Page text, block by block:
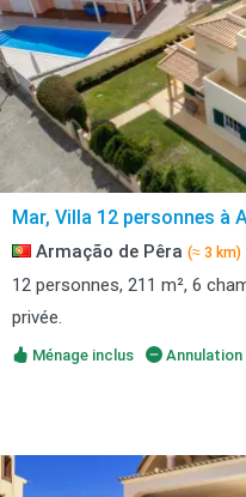
Mar, Villa 12 personnes à
Armação de Pêra (≈ 3 km)
12 personnes, 211 m², 6
privée.
Ménage inclus Annulation